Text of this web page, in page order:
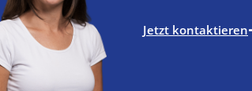
Jetzt kontaktieren